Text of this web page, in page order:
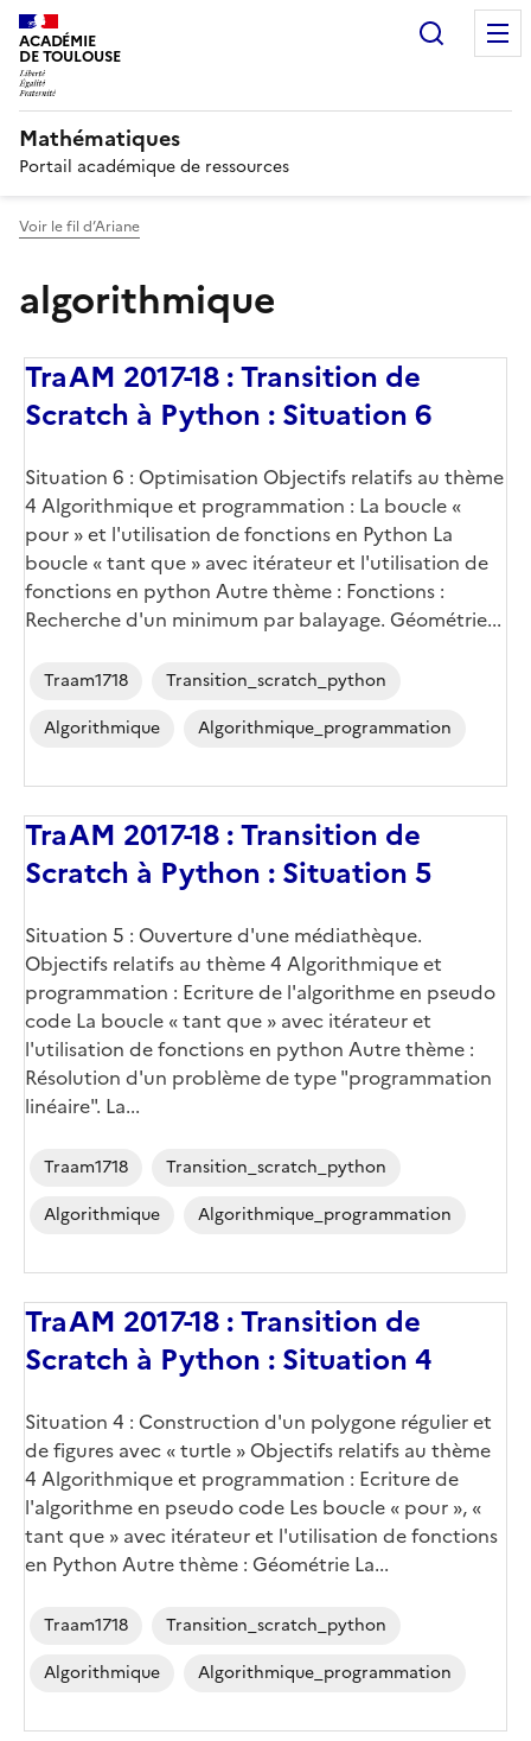
ACADÉMIE
DE TOULOUSE
Mathématiques
Portail académique de ressources
Voir le fil d’Ariane
algorithmique
TraAM 2017-18 : Transition de
Scratch à Python : Situation 6
Situation 6 : Optimisation Objectifs relatifs au thème
4 Algorithmique et programmation : La boucle «
pour » et l'utilisation de fonctions en Python La
boucle « tant que » avec itérateur et l'utilisation de
fonctions en python Autre thème : Fonctions :
Recherche d'un minimum par balayage. Géométrie...
Traam1718
Transition_scratch_python
Algorithmique
Algorithmique_programmation
TraAM 2017-18 : Transition de
Scratch à Python : Situation 5
Situation 5 : Ouverture d'une médiathèque.
Objectifs relatifs au thème 4 Algorithmique et
programmation : Ecriture de l'algorithme en pseudo
code La boucle « tant que » avec itérateur et
l'utilisation de fonctions en python Autre thème :
Résolution d'un problème de type "programmation
linéaire". La...
Traam1718
Transition_scratch_python
Algorithmique
Algorithmique_programmation
TraAM 2017-18 : Transition de
Scratch à Python : Situation 4
Situation 4 : Construction d'un polygone régulier et
de figures avec « turtle » Objectifs relatifs au thème
4 Algorithmique et programmation : Ecriture de
l'algorithme en pseudo code Les boucle « pour », «
tant que » avec itérateur et l'utilisation de fonctions
en Python Autre thème : Géométrie La...
Traam1718
Transition_scratch_python
Algorithmique
Algorithmique_programmation